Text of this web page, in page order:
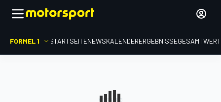
FORMEL 1 STARTSEITENEWSKALENDERERGEBNISSE